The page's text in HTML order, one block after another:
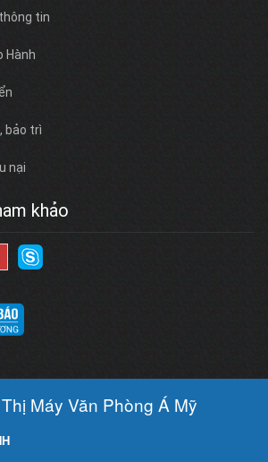
tin
Hành
bảo trì
nại
khảo
Máy Văn Phòng Á Mỹ